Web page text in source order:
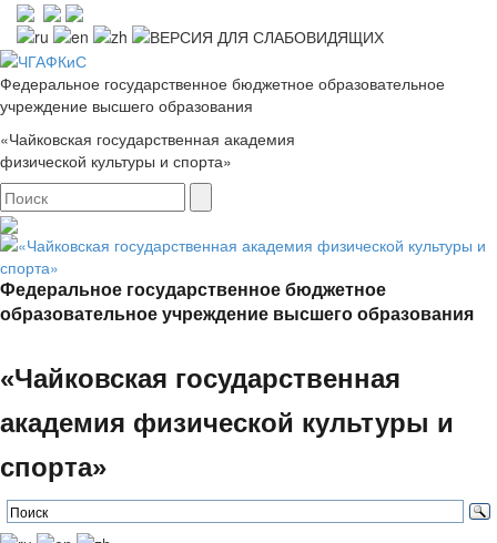
Федеральное государственное бюджетное образовательное
учреждение высшего образования
«Чайковская государственная академия
физической культуры и спорта»
Федеральное государственное бюджетное
образовательное учреждение высшего образования
«Чайковская государственная
академия физической культуры и
спорта»